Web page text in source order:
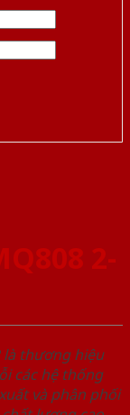
2-
là thương hiệu
các hệ thống
và phân phối